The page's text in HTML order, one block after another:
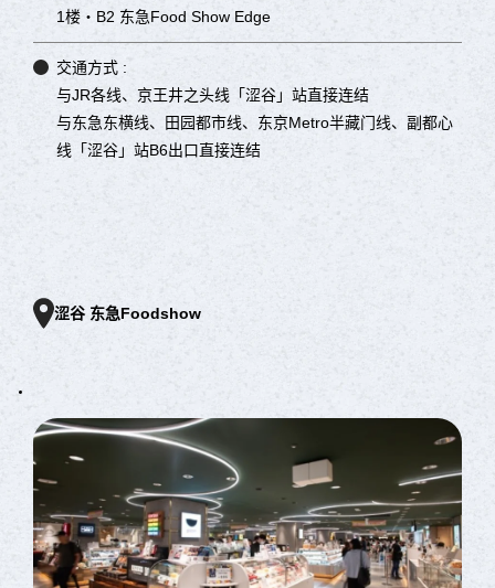
1楼・B2 东急Food Show Edge
交通方式 :
与JR各线、京王井之头线「涩谷」站直接连结
与东急东横线、田园都市线、东京Metro半藏门线、副都心
线「涩谷」站B6出口直接连结
涩谷 东急Foodshow